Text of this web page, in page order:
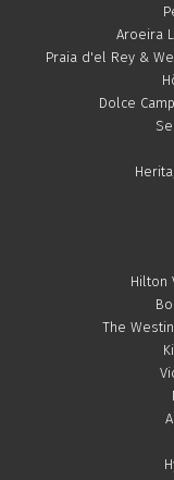
Aroeira
Praia d'el Rey &
Dolce
Hilton
The